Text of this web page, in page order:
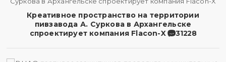
Креативное пространство на территории
пивзавода А. Суркова в Архангельске
спроектирует компания Flacon-X
31228